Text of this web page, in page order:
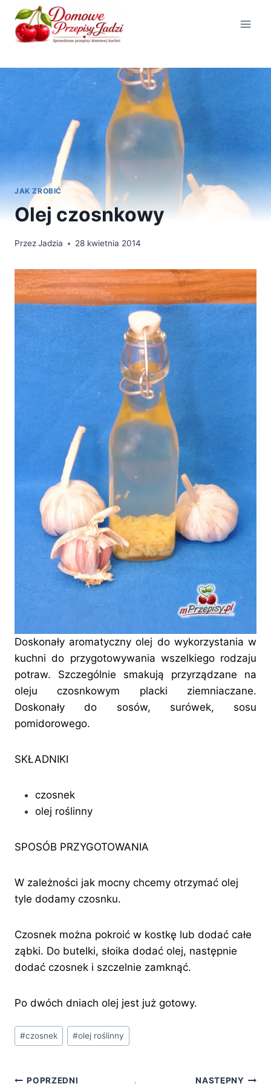
Przejdź
treści
JAK ZROBIĆ
Olej czosnkowy
PrzezJadzia 28 kwietnia 2014
Doskonały aromatyczny olej do wykorzystania w
kuchni do przygotowywania wszelkiego rodzaju
potraw. Szczególnie smakują przyrządzane na
oleju czosnkowym placki ziemniaczane.
Doskonały do sosów, surówek, sosu
pomidorowego.
SKŁADNIKI
czosnek
olej roślinny
SPOSÓB PRZYGOTOWANIA
W zależności jak mocny chcemy otrzymać olej
tyle dodamy czosnku.
Czosnek można pokroić w kostkę lub dodać całe
ząbki. Do butelki, słoika dodać olej, następnie
dodać czosnek i szczelnie zamknąć.
Po dwóch dniach olej jest już gotowy.
Tagi
wpisu:
#czosnek #olej roślinny
POPRZEDNI NASTĘPNY